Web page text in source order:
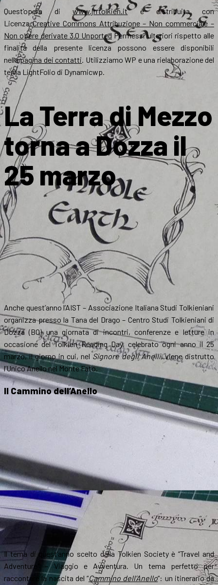
Quest’opera diwww.jrrtolkien.itè distribuita con
LicenzaCreative Commons Attribuzione – Non commerciale –
Non opere derivate 3.0 UnportedPermessi ulteriori rispetto alle
finalità della presente licenza possono essere disponibili
nellapagina dei contatti. Utilizziamo WP e una rielaborazione del
tema LightFolio di Dynamicwp.
La Terra di Mezzo
torna a Dozza il
25 marzo
Anche quest’anno l’AIST – Associazione Italiana Studi Tolkieniani
organizza presso la Tana del Drago – Centro Studi Tolkieniani di
Dozza (BO) una giornata di incontri, conferenze e letture in
occasione del Tolkien Reading Day, celebrato ogni anno il 25
marzo, il giorno in cui, nelSignore degli Anelli, viene distrutto
l’Unico Anello nel Monte Fato.
Il Cammino dell’Anello
Il tema di quest’anno scelto dalla Tolkien Society è “Travel and
Adventure” – Viaggio e Avventura. Un tema perfetto per
raccontare la nascita del “Cammino dell’Anello“: un itinerario da